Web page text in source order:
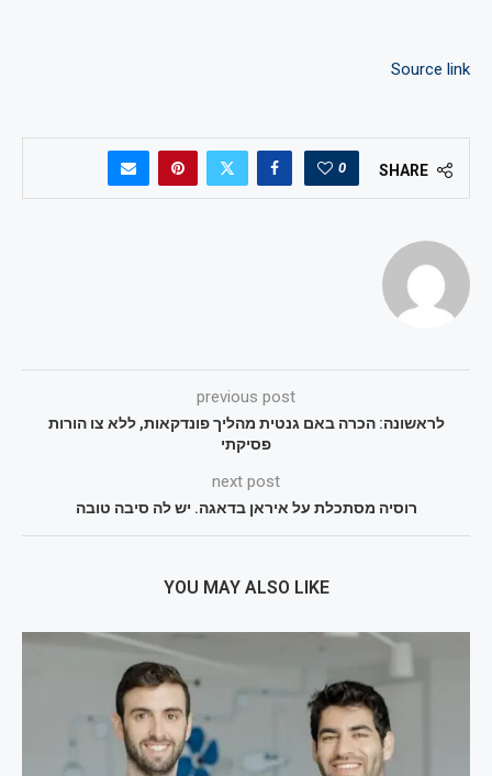
Source link
SHARE
0
previous post
לראשונה: הכרה באם גנטית מהליך פונדקאות, ללא צו הורות
פסיקתי
next post
רוסיה מסתכלת על איראן בדאגה. יש לה סיבה טובה
YOU MAY ALSO LIKE